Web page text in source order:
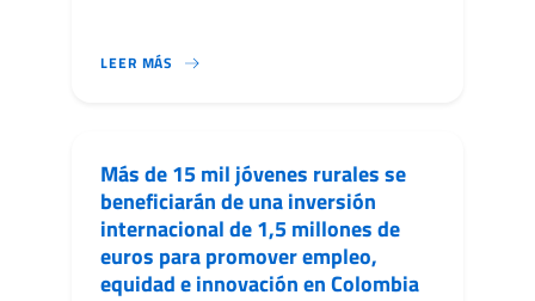
LEER MÁS DESPUÉS DE TRES AÑOS DE
Más de 15 mil jóvenes rurales se
beneficiarán de una inversión
internacional de 1,5 millones de
euros para promover empleo,
equidad e innovación en Colombia